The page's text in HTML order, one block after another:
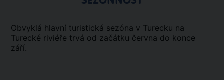
Obvyklá hlavní turistická sezóna v Turecku na
Turecké riviéře trvá od začátku června do konce
září.